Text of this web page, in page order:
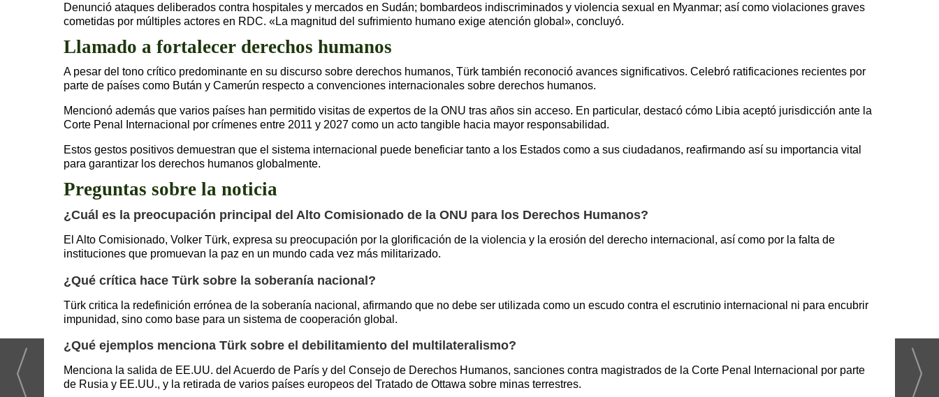
Denunció ataques deliberados contra hospitales y mercados en Sudán; bombardeos indiscriminados y violencia sexual en Myanmar; así como violaciones graves
cometidas por múltiples actores en RDC. «La magnitud del sufrimiento humano exige atención global», concluyó.
Llamado a fortalecer derechos humanos
A pesar del tono crítico predominante en su discurso sobre derechos humanos, Türk también reconoció avances significativos. Celebró ratificaciones recientes por
parte de países como Bután y Camerún respecto a convenciones internacionales sobre derechos humanos.
Mencionó además que varios países han permitido visitas de expertos de la ONU tras años sin acceso. En particular, destacó cómo Libia aceptó jurisdicción ante la
Corte Penal Internacional por crímenes entre 2011 y 2027 como un acto tangible hacia mayor responsabilidad.
Estos gestos positivos demuestran que el sistema internacional puede beneficiar tanto a los Estados como a sus ciudadanos, reafirmando así su importancia vital
para garantizar los derechos humanos globalmente.
Preguntas sobre la noticia
¿Cuál es la preocupación principal del Alto Comisionado de la ONU para los Derechos Humanos?
El Alto Comisionado, Volker Türk, expresa su preocupación por la glorificación de la violencia y la erosión del derecho internacional, así como por la falta de
instituciones que promuevan la paz en un mundo cada vez más militarizado.
¿Qué crítica hace Türk sobre la soberanía nacional?
Türk critica la redefinición errónea de la soberanía nacional, afirmando que no debe ser utilizada como un escudo contra el escrutinio internacional ni para encubrir
impunidad, sino como base para un sistema de cooperación global.
¿Qué ejemplos menciona Türk sobre el debilitamiento del multilateralismo?
Menciona la salida de EE.UU. del Acuerdo de París y del Consejo de Derechos Humanos, sanciones contra magistrados de la Corte Penal Internacional por parte
de Rusia y EE.UU., y la retirada de varios países europeos del Tratado de Ottawa sobre minas terrestres.